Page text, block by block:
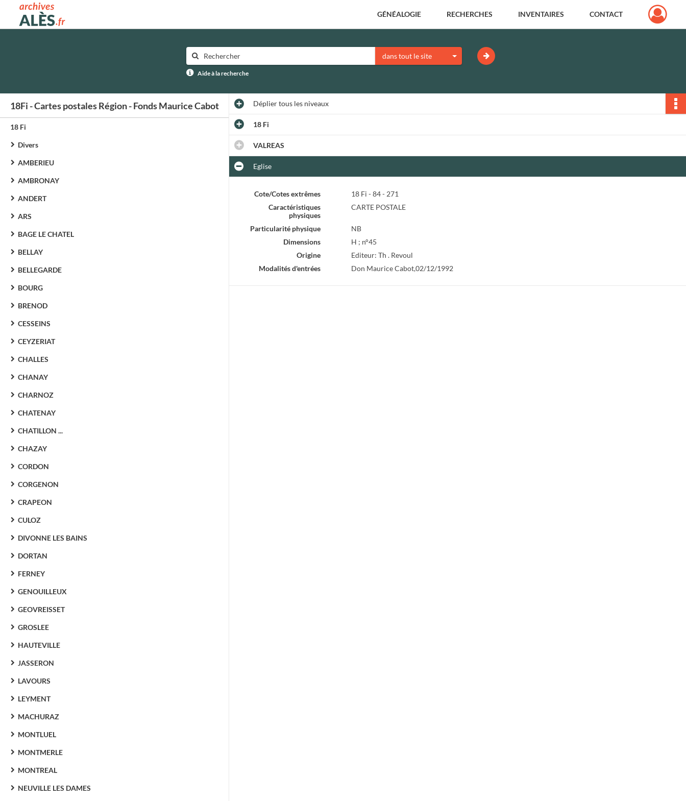
Archives municipales d'Alès GÉNÉALOGIE RECHERCHES INVENTAIRES CONTACT
dans tout le site
Aide à la recherche
18Fi - Cartes postales Région - Fonds Maurice Cabot
18 Fi
Divers
AMBERIEU
AMBRONAY
ANDERT
ARS
BAGE LE CHATEL
BELLAY
BELLEGARDE
BOURG
BRENOD
CESSEINS
CEYZERIAT
CHALLES
CHANAY
CHARNOZ
CHATENAY
CHATILLON ...
CHAZAY
CORDON
CORGENON
CRAPEON
CULOZ
DIVONNE LES BAINS
DORTAN
FERNEY
GENOUILLEUX
GEOVREISSET
GROSLEE
HAUTEVILLE
JASSERON
LAVOURS
LEYMENT
MACHURAZ
MONTLUEL
MONTMERLE
MONTREAL
NEUVILLE LES DAMES
Dépliertous les niveaux
18 Fi
VALREAS
Eglise
Cote/Cotes extrêmes
18 Fi - 84 - 271
Caractéristiques
physiques
CARTE POSTALE
Particularité physique
NB
Dimensions
H ; n°45
Origine
Editeur: Th . Revoul
Modalités d'entrées
Don Maurice Cabot,02/12/1992